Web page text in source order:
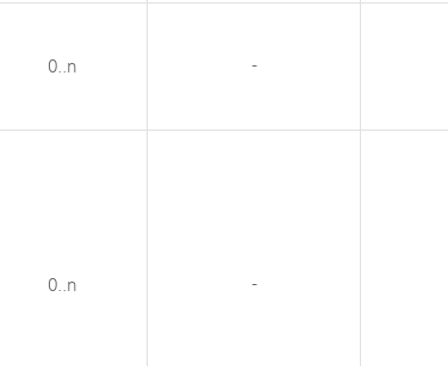
0..n -
0..n -